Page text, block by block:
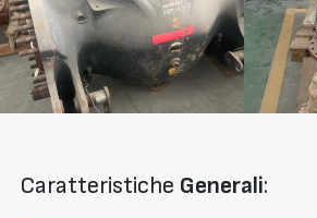
Caratteristiche Generali: